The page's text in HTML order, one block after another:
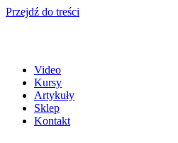
Przejdź do treści
Video
Kursy
Artykuły
Sklep
Kontakt